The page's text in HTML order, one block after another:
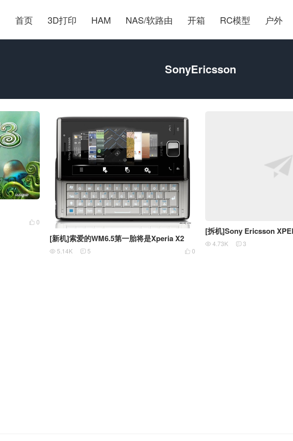
首页 3D打印 HAM NAS/软路由 开箱 RC模型 户外
SonyEricsson
 0
[新机]索爱的WM6.5第一胎将是Xperia X2
 0
 5.14K  5
[拆机]Sony Ericsson
 4.73K  3